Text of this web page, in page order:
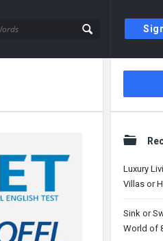
Sidebar
Luxury
Villas or
Sink or
World of